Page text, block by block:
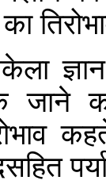
का
जाने